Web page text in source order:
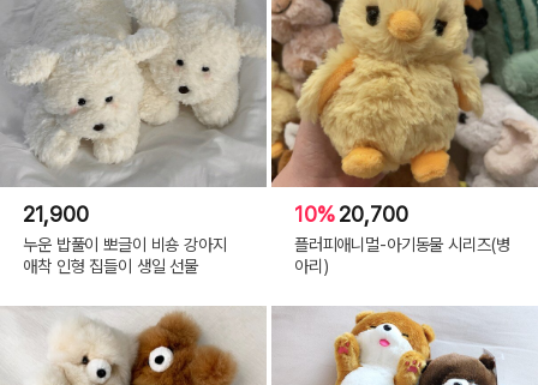
21,900
누운 밥풀이 뽀글이 비숑 강아지
애착 인형 집들이 생일 선물
10%20,700
플러피애니멀-아기동물 시리즈(병
아리)